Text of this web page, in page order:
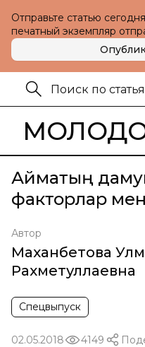
Отправьте статью
печатный экземпляр
Аймақтың
факторлар
Автор
Маханбетова
Рахметуллаевна
Спецвыпуск
02.05.2018 4149